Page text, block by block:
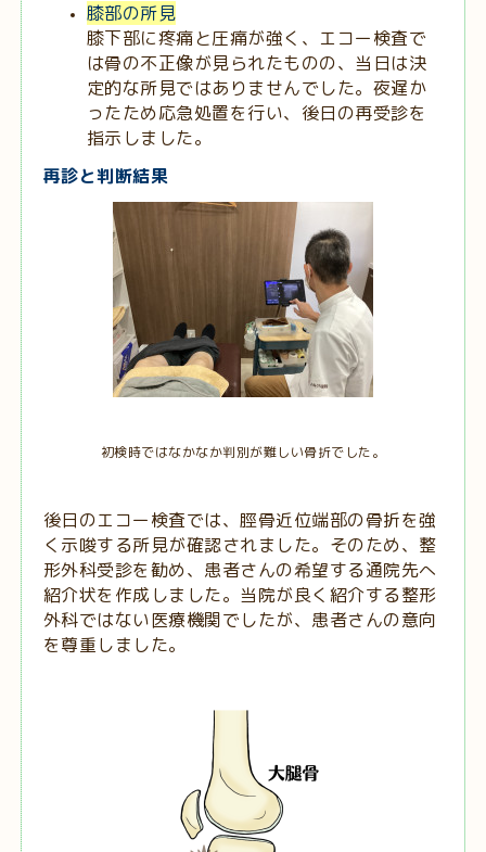
膝部の所見
膝下部に疼痛と圧痛が強く、エコー検査で
は骨の不正像が見られたものの、当日は決
定的な所見ではありませんでした。夜遅か
ったため応急処置を行い、後日の再受診を
指示しました。
再診と判断結果
初検時ではなかなか判別が難しい骨折でした。
後日のエコー検査では、脛骨近位端部の骨折を強
く示唆する所見が確認されました。そのため、整
形外科受診を勧め、患者さんの希望する通院先へ
紹介状を作成しました。当院が良く紹介する整形
外科ではない医療機関でしたが、患者さんの意向
を尊重しました。